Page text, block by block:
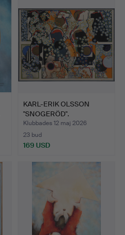
KARL-ERIK OLSSON
"SNOGERÖD".
"HYSTERISK HÖ…
Klubbades 12 maj 2026
23 bud
169 USD